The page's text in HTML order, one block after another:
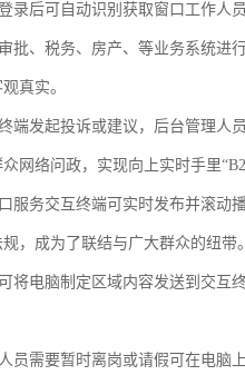
后可自动识别获取窗口工作人
、税务、房产、等业务系统进
真实。
发起投诉或建议，后台管理人
网络问政，实现向上实时手里
务交互终端可实时发布并滚动
，成为了联结与广大群众的纽带。
电脑制定区域内容发送到交互
需要暂时离岗或请假可在电脑